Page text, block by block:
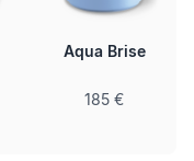
Aqua Brise
185 €